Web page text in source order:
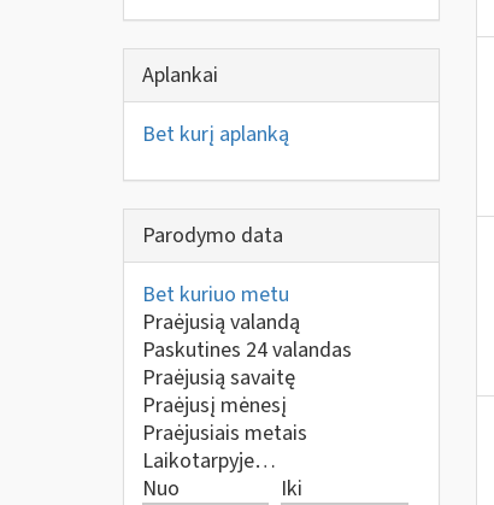
Aplankai
Bet kurį aplanką
Parodymo data
Bet kuriuo metu
Praėjusią valandą
Paskutines 24 valandas
Praėjusią savaitę
Praėjusį mėnesį
Praėjusiais metais
Laikotarpyje…
Nuo
Iki